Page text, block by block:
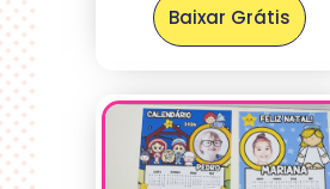
Baixar Grátis